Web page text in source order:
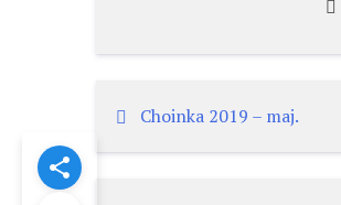
Nawigacja
Choinka 2019 – maj.